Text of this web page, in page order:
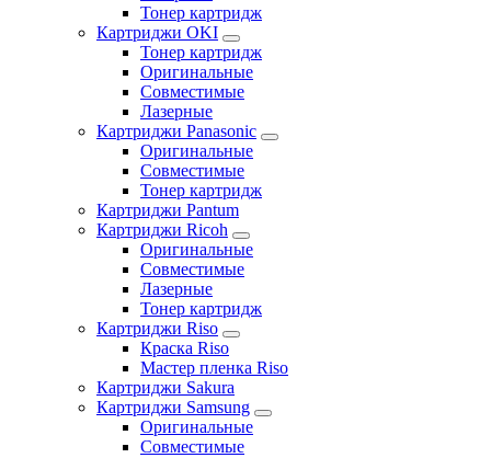
Тонер картридж
Картриджи OKI
Тонер картридж
Оригинальные
Совместимые
Лазерные
Картриджи Panasonic
Оригинальные
Совместимые
Тонер картридж
Картриджи Pantum
Картриджи Ricoh
Оригинальные
Совместимые
Лазерные
Тонер картридж
Картриджи Riso
Краска Riso
Мастер пленка Riso
Картриджи Sakura
Картриджи Samsung
Оригинальные
Совместимые